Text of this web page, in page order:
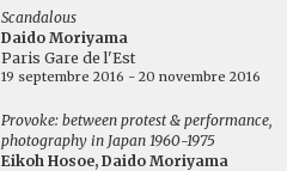
Scandalous
Daido Moriyama
Paris Gare de l'Est
19 septembre 2016 - 20 novembre 2016
Provoke: between protest & performance,
photography in Japan 1960-1975
Eikoh Hosoe, Daido Moriyama